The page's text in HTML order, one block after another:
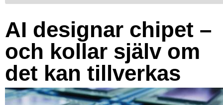
AI designar chipet –
och kollar själv om
det kan tillverkas